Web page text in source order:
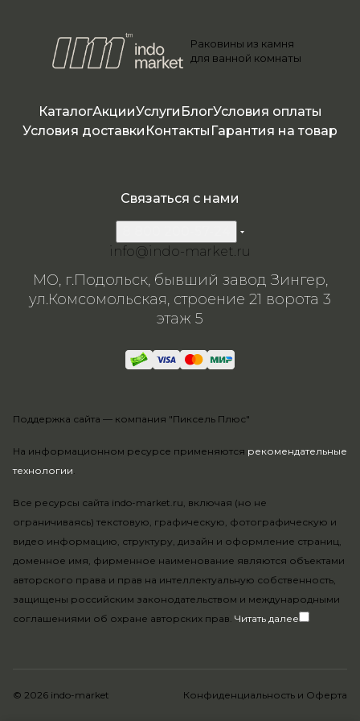
я
Раковины из камня
для ванной комнаты
КаталогАкцииУслуги БлогУсловия оплаты
Условия доставки Контакты Гарантия на товар
На информационном ресурсе применяются рекомендательные
технологии.
Все ресурсы сайта indo-market.ru, включая (но не
ограничиваясь) текстовую, графическую, фотографическую и
видео информацию, структуру, дизайн и оформление страниц,
доменное имя, фирменное наименование являются объектами
авторского права и прав на интеллектуальную собственность,
защищены российским законодательством и международными
соглашениями об охране авторских прав. Читать далее
Связаться с нами
info@indo-market.ru
МО, г.Подольск, бывший завод Зингер,
ул.Комсомольская, строение 21 ворота 3
этаж 5
Поддержка сайта — компания "Пиксель Плюс"
© 2026 indo-market Конфиденциальность и Оферта